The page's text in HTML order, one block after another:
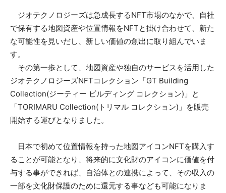
ジオテクノロジーズは急成長するNFT市場のなかで、自社
で保有する地図資産や位置情報をNFTと掛け合わせて、新た
な可能性を見いだし、新しい価値の創出に取り組んでいま
す。
その第一歩として、地図資産や独自のサービスを活用した
ジオテクノロジーズNFTコレクション「GT Building
Collection(ジーティー ビルディング コレクション)」と
「TORIMARU Collection(トリマル コレクション)」を販売
開始する運びとなりました。
日本で初めて位置情報を持った地図アイコンNFTを購入す
ることが可能となり、将来的に文化財のアイコンに価値を付
与する事ができれば、自治体との連携によって、その収入の
一部を文化財保護のために還元する事なども可能になりま